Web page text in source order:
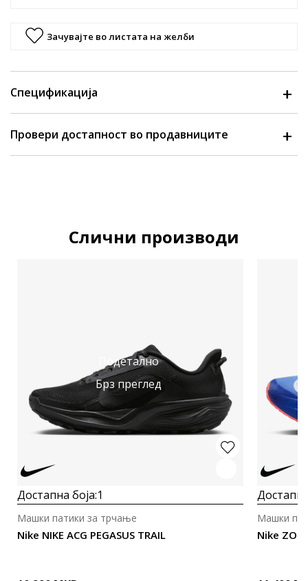
Зачувајте во листата на желби
Спецификација
Провери достапност во продавниците
Слични производи
Подетално
Брз преглед
Достапна боја:1
Nike NIKE ACG PEGASUS TRAIL
Машки патики за трчање
Nike
Машки